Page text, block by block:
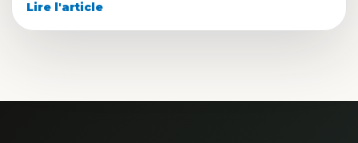
Lire l'article